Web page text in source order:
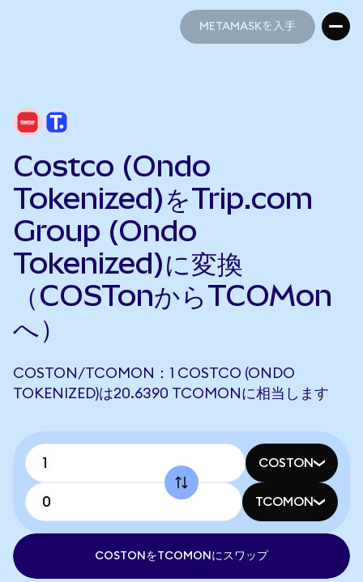
METAMASKを入手
Costco (Ondo
Tokenized)をTrip.com
Group (Ondo
Tokenized)に変換
（COSTonからTCOMon
へ）
COSTON/TCOMON：1 COSTCO (ONDO
TOKENIZED)は20.6390 TCOMONに相当します
COSTON
TCOMON
COSTONをTCOMONにスワップ